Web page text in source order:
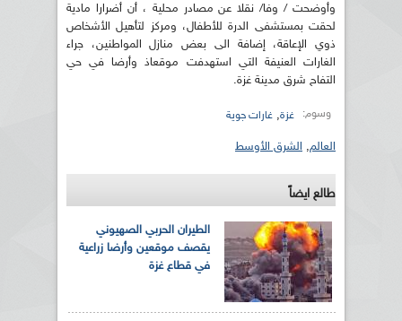
وأوضحت / وفا/ نقلا عن مصادر محلية ، أن أضرارا مادية
لحقت بمستشفى الدرة للأطفال، ومركز لتأهيل الأشخاص
ذوي الإعاقة، إضافة الى بعض منازل المواطنين، جراء
الغارات العنيفة التي استهدفت موقعاذ وأرضا في حي
التفاح شرق مدينة غزة.
وسوم: غزة, غارات جوية
العالم, الشرق الأوسط
طالع ايضاً
الطيران الحربي الصهيوني
يقصف موقعين وأرضا زراعية
في قطاع غزة